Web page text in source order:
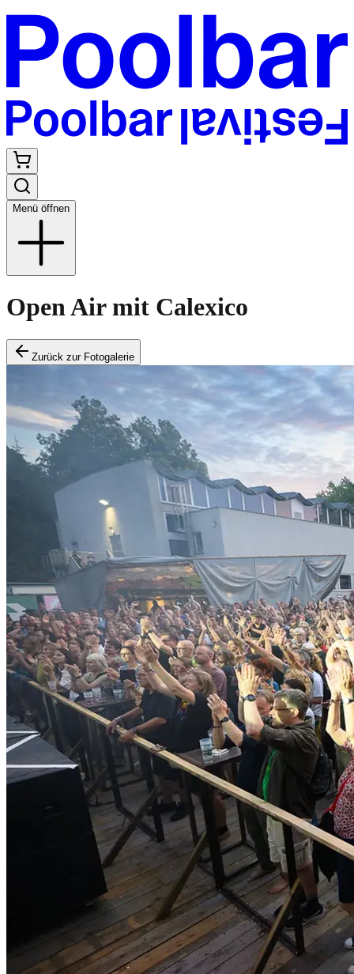
Menü öffnen
Open Air mit Calexico
Zurück zur Fotogalerie